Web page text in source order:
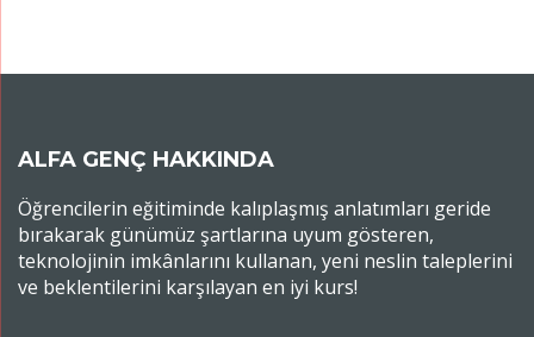
ALFA GENÇ HAKKINDA
Öğrencilerin eğitiminde kalıplaşmış anlatımları geride
bırakarak günümüz şartlarına uyum gösteren,
teknolojinin imkânlarını kullanan, yeni neslin taleplerini
ve beklentilerini karşılayan en iyi kurs!